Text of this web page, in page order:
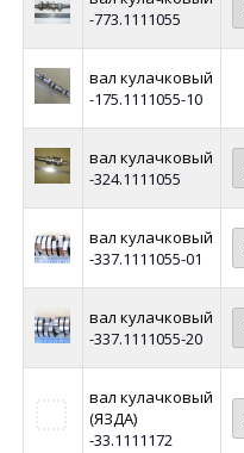
-773.1111055
вал кулачковый
-175.1111055-10
вал кулачковый
-324.1111055
вал кулачковый
-337.1111055-01
вал кулачковый
-337.1111055-20
вал кулачковый
(ЯЗДА)
-33.1111172